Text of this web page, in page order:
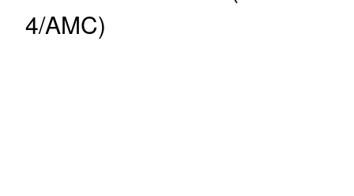
4/AMC)